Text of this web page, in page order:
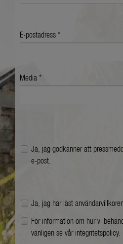
E-postadress *
Media *
Ja, jag godkänner att
e-post.
Ja, jag har läst
För information om hur vi
vänligen se vårintegritetspolicy.